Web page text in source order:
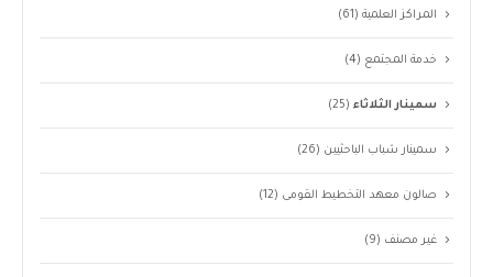
المراكز العلمية(61)
خدمة المجتمع (4)
سمينار الثلاثاء(25)
سمينار شباب الباحثيين (26)
صالون معهد التخطيط القومى (12)
غير مصنف (9)